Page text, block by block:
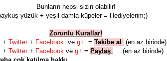
Bunların hepsi sizin olabilir!
yüzük + yeşil damla küpeler = Hediyelerim;)
Zorunlu Kurallar!
+ Twitter + Facebook ve g+ = Takibe al
(en az birinde)
+ Twitter + Facebook ve g+ = Paylaş
(en az birinde)